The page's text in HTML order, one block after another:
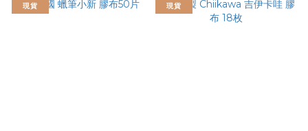
現貨 現貨